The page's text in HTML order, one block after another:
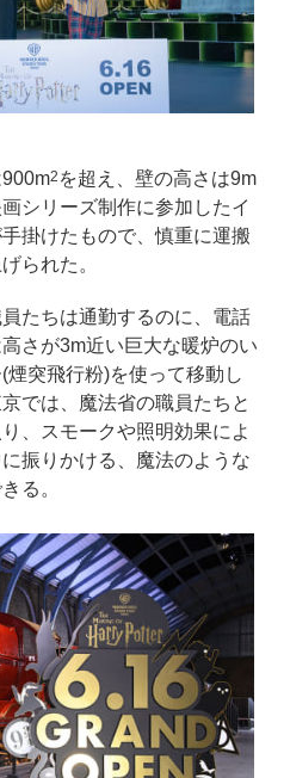
2 を超え、壁の高さは9m
シリーズ制作に参加したイ
掛けたもので、慎重に運搬
られた。
たちは通勤するのに、電話
さが3m近い巨大な暖炉のい
突飛行粉)を使って移動し
では、魔法省の職員たちと
、スモークや照明効果によ
振りかける、魔法のような
る。